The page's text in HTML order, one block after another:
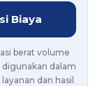
Biaya
berat volume
digunakan dalam
dan hasil